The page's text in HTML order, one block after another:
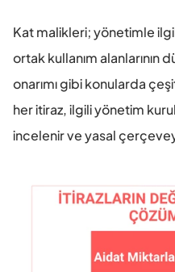
Kat malikleri; yönetimle
ortak kullanım alanlarının
onarımı gibi konularda
her itiraz, ilgili yönetim
incelenir ve yasal